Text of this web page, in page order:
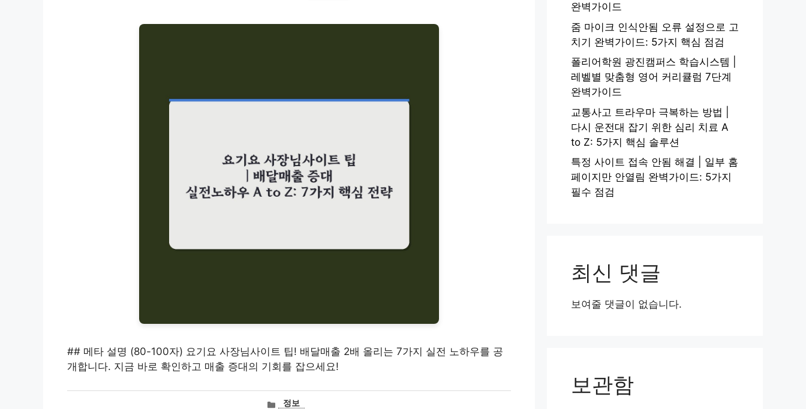
## 메타 설명 (80-100자) 요기요 사장님사이트 팁! 배달매출 2배 올리는 7가지 실전 노하우를 공
개합니다. 지금 바로 확인하고 매출 증대의 기회를 잡으세요!
카정보
완벽가이드
줌 마이크 인식안됨 오류 설정으로 고
치기 완벽가이드: 5가지 핵심 점검
폴리어학원 광진캠퍼스 학습시스템 |
레벨별 맞춤형 영어 커리큘럼 7단계
완벽가이드
교통사고 트라우마 극복하는 방법 |
다시 운전대 잡기 위한 심리 치료 A
to Z: 5가지 핵심 솔루션
특정 사이트 접속 안됨 해결 | 일부 홈
페이지만 안열림 완벽가이드: 5가지
필수 점검
최신 댓글
보여줄 댓글이 없습니다.
보관함